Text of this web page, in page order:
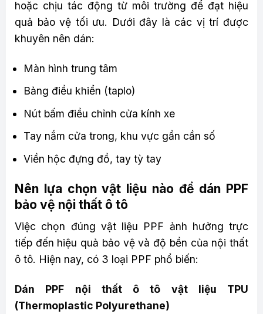
hoặc chịu tác động từ môi trường để đạt hiệu
quả bảo vệ tối ưu. Dưới đây là các vị trí được
khuyên nên dán:
Màn hình trung tâm
Bảng điều khiển (taplo)
Nút bấm điều chỉnh cửa kính xe
Tay nắm cửa trong, khu vực gần cần số
Viền hộc đựng đồ, tay tỳ tay
Nên lựa chọn vật liệu nào để dán PPF
bảo vệ nội thất ô tô
Việc chọn đúng vật liệu PPF ảnh hưởng trực
tiếp đến hiệu quả bảo vệ và độ bền của nội thất
ô tô. Hiện nay, có 3 loại PPF phổ biến:
Dán PPF nội thất ô tô vật liệu TPU
(Thermoplastic Polyurethane)